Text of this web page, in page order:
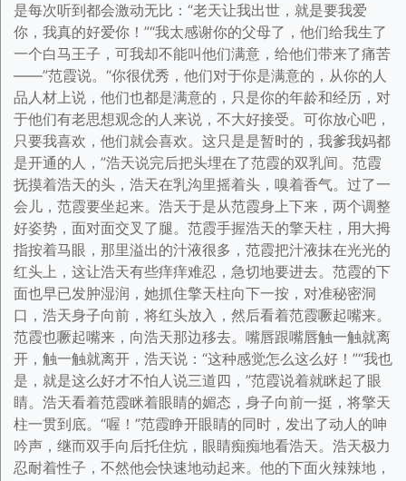
是每次听到都会激动无比：“老天让我出世，就是要我爱
你，我真的好爱你！”“我太感谢你的父母了，他们给我生了
一个白马王子，可我却不能叫他们满意，给他们带来了痛苦
——”范霞说。“你很优秀，他们对于你是满意的，从你的人
品人材上说，他们也都是满意的，只是你的年龄和经历，对
于他们有老思想观念的人来说，不大好接受。可你放心吧，
只要我喜欢，他们就会喜欢。这只是是暂时的，我爹我妈都
是开通的人，”浩天说完后把头埋在了范霞的双乳间。范霞
抚摸着浩天的头，浩天在乳沟里摇着头，嗅着香气。过了一
会儿，范霞要坐起来。浩天于是从范霞身上下来，两个调整
好姿势，面对面交叉了腿。范霞手握浩天的擎天柱，用大拇
指按着马眼，那里溢出的汁液很多，范霞把汁液抹在光光的
红头上，这让浩天有些痒痒难忍，急切地要进去。范霞的下
面也早已发肿湿润，她抓住擎天柱向下一按，对准秘密洞
口，浩天身子向前，将红头放入，然后看着范霞噘起嘴来。
范霞也噘起嘴来，向浩天那边移去。嘴唇跟嘴唇触一触就离
开，触一触就离开，浩天说：“这种感觉怎么这么好！”“我也
是，就是这么好才不怕人说三道四，”范霞说着就眯起了眼
睛。浩天看着范霞眯着眼睛的媚态，身子向前一挺，将擎天
柱一贯到底。“喔！”范霞睁开眼睛的同时，发出了动人的呻
吟声，继而双手向后托住炕，眼睛痴痴地看浩天。浩天极力
忍耐着性子，不然他会快速地动起来。他的下面火辣辣地，